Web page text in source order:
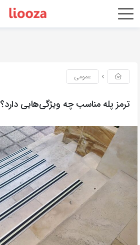
عمومی
ترمز پله مناسب چه ویژگی‌هایی دارد؟